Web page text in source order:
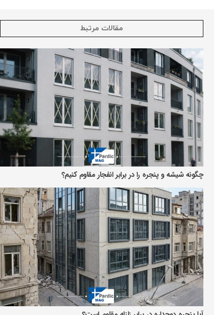
مقالات مرتبط
چگونه شیشه و پنجره را در برابر انفجار مقاوم کنیم؟